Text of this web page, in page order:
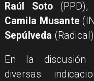
Raúl Soto (PPD),
Camila Musante
Sepúlveda
En la discusión
diversas